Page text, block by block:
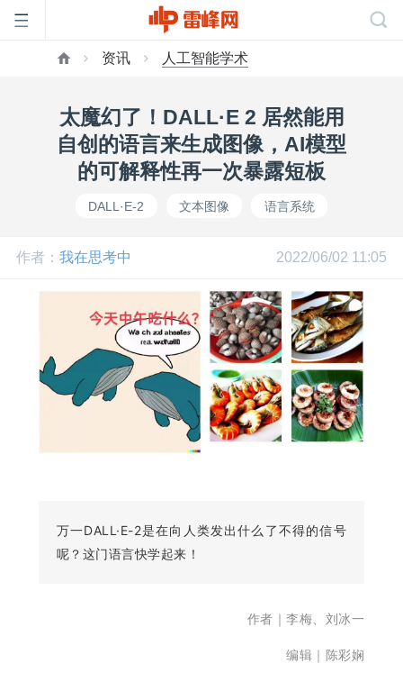
页
资讯 人工智能学术
太魔幻了！DALL·E 2 居然能用
自创的语言来生成图像，AI模型
的可解释性再一次暴露短板
DALL·E-2 文本图像 语言系统
作者： 我在思考中 2022/06/02 11:05
万一DALL·E-2是在向人类发出什么了不得的信号
呢？这门语言快学起来！
作者｜李梅、刘冰一
编辑｜陈彩娴